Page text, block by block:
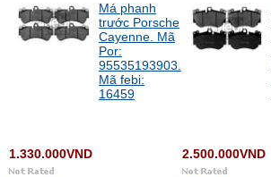
Má phanh
trước Porsche
Cayenne. Mã
Por:
95535193903.
Mã febi:
16459
1.330.000VND 2.500.000VND